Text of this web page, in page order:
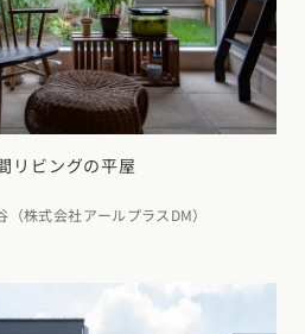
リビングの平屋
株式会社アールプラスDM）